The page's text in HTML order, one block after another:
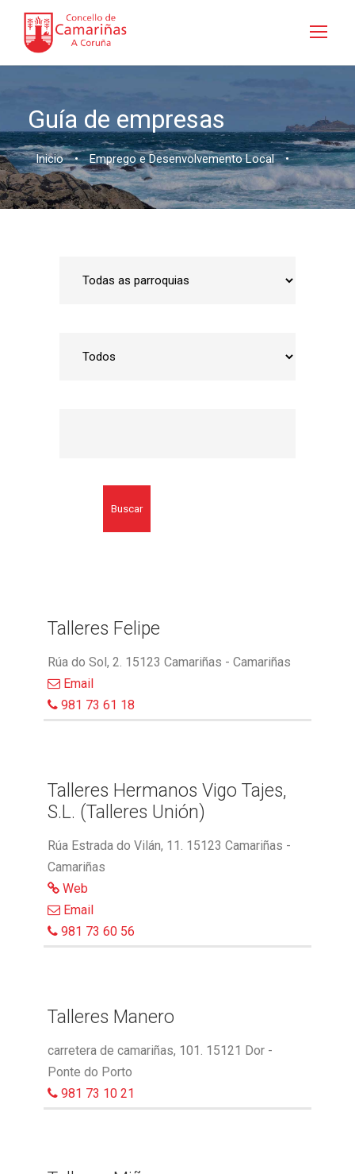
Guía de empresas
Inicio • Emprego e Desenvolvemento Local •
Buscar
Talleres Felipe
Rúa do Sol, 2. 15123 Camariñas - Camariñas
Email
981 73 61 18
Talleres Hermanos Vigo Tajes,
S.L. (Talleres Unión)
Rúa Estrada do Vilán, 11. 15123 Camariñas -
Camariñas
Web
Email
981 73 60 56
Talleres Manero
carretera de camariñas, 101. 15121 Dor -
Ponte do Porto
981 73 10 21